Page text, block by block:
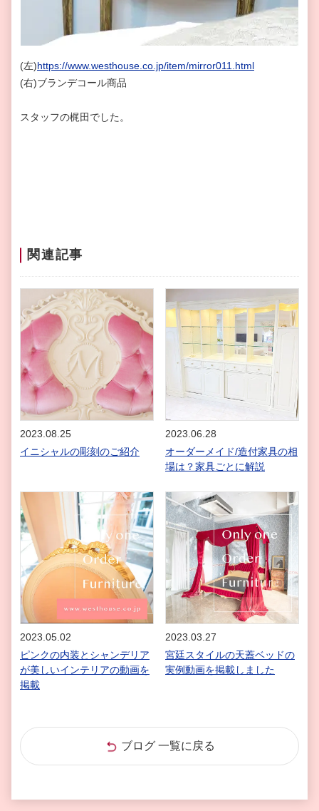
(左)https://www.westhouse.co.jp/item/mirror011.html
(右)ブランデコール商品
スタッフの梶田でした。
関連記事
2023.08.25
イニシャルの彫刻のご紹介
2023.06.28
オーダーメイド/造付家具の相
場は？家具ごとに解説
2023.05.02
ピンクの内装とシャンデリア
が美しいインテリアの動画を
掲載
2023.03.27
宮廷スタイルの天蓋ベッドの
実例動画を掲載しました
ブログ 一覧に戻る